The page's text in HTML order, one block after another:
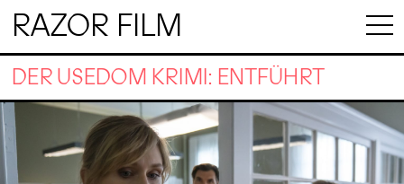
RAZOR FILM
DER USEDOM KRIMI: ENTFÜHRT